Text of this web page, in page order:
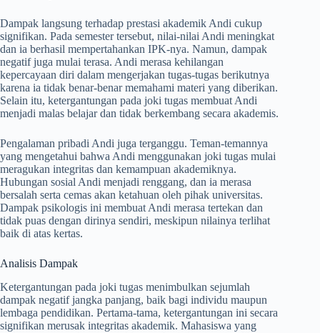
Dampak langsung terhadap prestasi akademik Andi cukup
signifikan. Pada semester tersebut, nilai-nilai Andi meningkat
dan ia berhasil mempertahankan IPK-nya. Namun, dampak
negatif juga mulai terasa. Andi merasa kehilangan
kepercayaan diri dalam mengerjakan tugas-tugas berikutnya
karena ia tidak benar-benar memahami materi yang diberikan.
Selain itu, ketergantungan pada joki tugas membuat Andi
menjadi malas belajar dan tidak berkembang secara akademis.
Pengalaman pribadi Andi juga terganggu. Teman-temannya
yang mengetahui bahwa Andi menggunakan joki tugas mulai
meragukan integritas dan kemampuan akademiknya.
Hubungan sosial Andi menjadi renggang, dan ia merasa
bersalah serta cemas akan ketahuan oleh pihak universitas.
Dampak psikologis ini membuat Andi merasa tertekan dan
tidak puas dengan dirinya sendiri, meskipun nilainya terlihat
baik di atas kertas.
Analisis Dampak
Ketergantungan pada joki tugas menimbulkan sejumlah
dampak negatif jangka panjang, baik bagi individu maupun
lembaga pendidikan. Pertama-tama, ketergantungan ini secara
signifikan merusak integritas akademik. Mahasiswa yang